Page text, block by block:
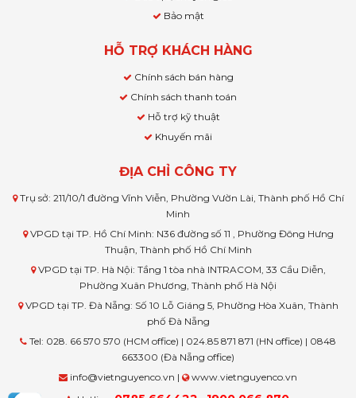
Bảo mật
HỖ TRỢ KHÁCH HÀNG
Chính sách bán hàng
Chính sách thanh toán
Hỗ trợ kỹ thuật
Khuyến mãi
ĐỊA CHỈ CÔNG TY
Trụ sở: 211/10/1 đường Vĩnh Viễn, Phường Vườn Lài, Thành phố Hồ Chí
Minh
VPGD tại TP. Hồ Chí Minh: N36 đường số 11 , Phường Đông Hưng
Thuận, Thành phố Hồ Chí Minh
VPGD tại TP. Hà Nội: Tầng 1 tòa nhà INTRACOM, 33 Cầu Diễn,
Phường Xuân Phương, Thành phố Hà Nội
VPGD tại TP. Đà Nẵng: Số 10 Lỗ Giáng 5, Phường Hòa Xuân, Thành
phố Đà Nẵng
Tel: 028. 66 570 570 (HCM office) | 024.85 871 871 (HN office) | 0848
663300 (Đà Nẵng office)
info@vietnguyenco.vn |
www.vietnguyenco.vn